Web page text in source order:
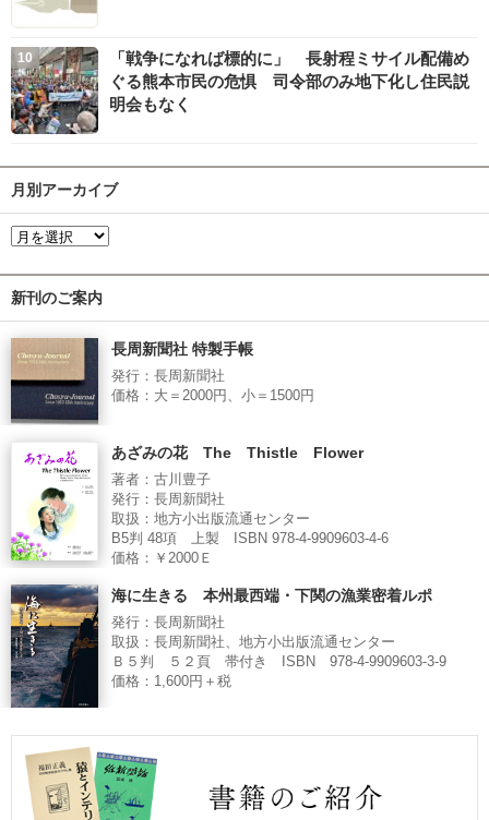
「戦争になれば標的に」 長射程ミサイル配備め
ぐる熊本市民の危惧 司令部のみ地下化し住民説
明会もなく
月別アーカイブ
新刊のご案内
長周新聞社 特製手帳
発行：長周新聞社
価格：大＝2000円、小＝1500円
あざみの花 The Thistle Flower
著者：古川豊子
発行：長周新聞社
取扱：地方小出版流通センター
B5判 48項 上製 ISBN 978-4-9909603-4-6
価格：￥2000Ｅ
海に生きる 本州最西端・下関の漁業密着ルポ
発行：長周新聞社
取扱：長周新聞社、地方小出版流通センター
Ｂ５判 ５２頁 帯付き ISBN 978-4-9909603-3-9
価格：1,600円＋税